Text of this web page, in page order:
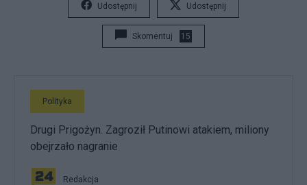
Udostępnij Udostępnij
Skomentuj 15
Polityka
Drugi Prigożyn. Zagroził Putinowi atakiem, miliony
obejrzało nagranie
Redakcja